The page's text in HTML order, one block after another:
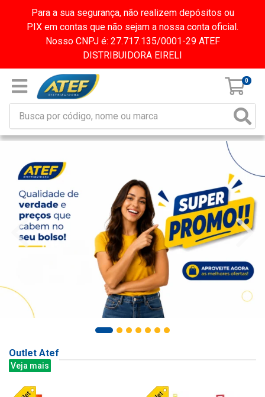
Para a sua segurança, não realizem depósitos ou
PIX em contas que não sejam a nossa conta oficial.
Nosso CNPJ é: 27.717.135/0001-29 ATEF
DISTRIBUIDORA EIRELI
0
Outlet Atef
Veja mais